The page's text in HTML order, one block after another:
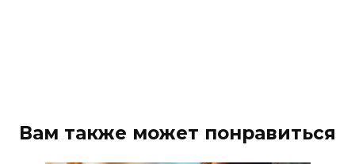
Вам также может понравиться